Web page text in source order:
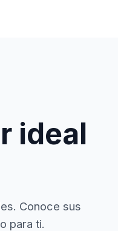
ideal
Conoce sus
para ti.